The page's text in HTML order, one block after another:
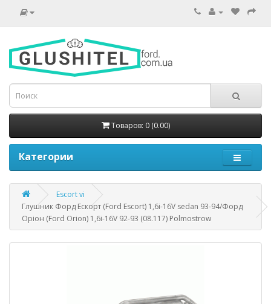
Товаров: 0 (0.00)
Категории
Escort vi
Глушник Форд Ескорт (Ford Escort) 1,6i-16V sedan 93-94/Форд
Оріон (Ford Orion) 1,6i-16V 92-93 (08.117) Polmostrow